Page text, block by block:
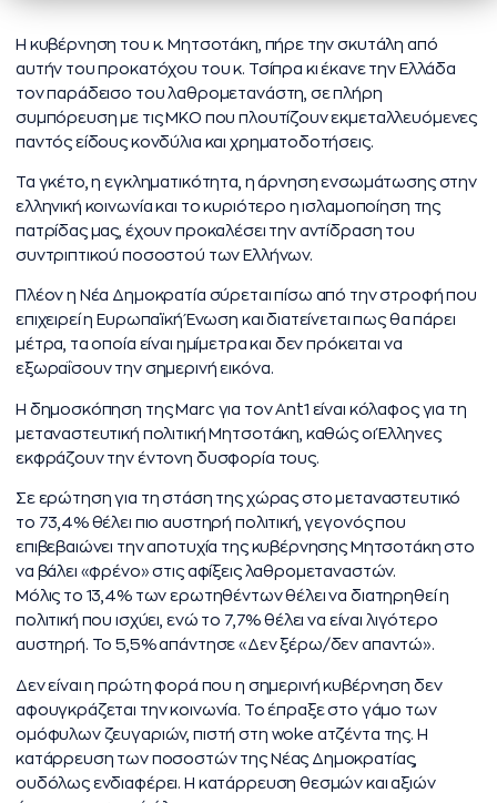
Η κυβέρνηση του κ. Μητσοτάκη, πήρε την σκυτάλη από
αυτήν του προκατόχου του κ. Τσίπρα κι έκανε την Ελλάδα
τον παράδεισο του λαθρομετανάστη, σε πλήρη
συμπόρευση με τις ΜΚΟ που πλουτίζουν εκμεταλλευόμενες
παντός είδους κονδύλια και χρηματοδοτήσεις.
Τα γκέτο, η εγκληματικότητα, η άρνηση ενσωμάτωσης στην
ελληνική κοινωνία και το κυριότερο η ισλαμοποίηση της
πατρίδας μας, έχουν προκαλέσει την αντίδραση του
συντριπτικού ποσοστού των Ελλήνων.
Πλέον η Νέα Δημοκρατία σύρεται πίσω από την στροφή που
επιχειρεί η Ευρωπαϊκή Ένωση και διατείνεται πως θα πάρει
μέτρα, τα οποία είναι ημίμετρα και δεν πρόκειται να
εξωραΐσουν την σημερινή εικόνα.
Η δημοσκόπηση της Marc για τον Ant1 είναι κόλαφος για τη
μεταναστευτική πολιτική Μητσοτάκη, καθώς οι Έλληνες
εκφράζουν την έντονη δυσφορία τους.
Σε ερώτηση για τη στάση της χώρας στο μεταναστευτικό
το 73,4% θέλει πιο αυστηρή πολιτική, γεγονός που
επιβεβαιώνει την αποτυχία της κυβέρνησης Μητσοτάκη στο
να βάλει «φρένο» στις αφίξεις λαθρομεταναστών.
Μόλις το 13,4% των ερωτηθέντων θέλει να διατηρηθεί η
πολιτική που ισχύει, ενώ το 7,7% θέλει να είναι λιγότερο
αυστηρή. Το 5,5% απάντησε «Δεν ξέρω/δεν απαντώ».
Δεν είναι η πρώτη φορά που η σημερινή κυβέρνηση δεν
αφουγκράζεται την κοινωνία. Το έπραξε στο γάμο των
ομόφυλων ζευγαριών, πιστή στη woke ατζέντα της. Η
κατάρρευση των ποσοστών της Νέας Δημοκρατίας,
ουδόλως ενδιαφέρει. Η κατάρρευση θεσμών και αξιών